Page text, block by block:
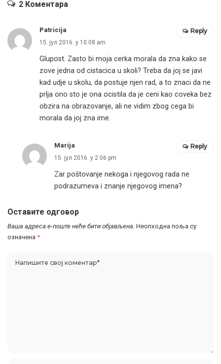
2 Коментара
Patricija
15. јул 2016. у 10:08 am
Glupost. Zasto bi moja cerka morala da zna kako se
zove jedna od cistacica u skoli? Treba da joj se javi
kad udje u skolu, da postuje njen rad, a to znaci da ne
prlja ono sto je ona ocistila da je ceni kao coveka bez
obzira na obrazovanje, ali ne vidim zbog cega bi
morala da joj zna ime.
Reply
Marija
15. јул 2016. у 2:06 pm
Zar poštovanje nekoga i njegovog rada ne
podrazumeva i znanje njegovog imena?
Reply
Оставите одговор
Ваша адреса е-поште неће бити објављена. Неопходна поља су
означена *